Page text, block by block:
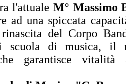
l'attuale M° Massimo
ad una spiccata
del Corpo
scuola di musica, il
garantisce